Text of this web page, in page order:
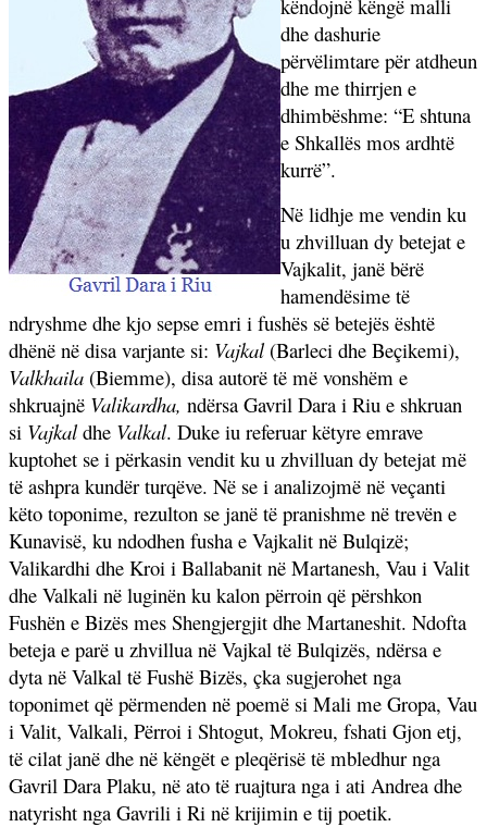
këndojnë këngë malli
dhe dashurie
përvëlimtare për atdheun
dhe me thirrjen e
dhimbëshme: “E shtuna
e Shkallës mos ardhtë
kurrë”.
Në lidhje me vendin ku
u zhvilluan dy betejat e
Vajkalit, janë bërë
hamendësime të
ndryshme dhe kjo sepse emri i fushës së betejës është
dhënë në disa varjante si: Vajkal(Barleci dhe Beçikemi),
Valkhaila (Biemme), disa autorë të më vonshëm e
shkruajnë Valikardha, ndërsa Gavril Dara i Riu e shkruan
si Vajkaldhe Valkal. Duke iu referuar këtyre emrave
kuptohet se i përkasin vendit ku u zhvilluan dy betejat më
të ashpra kundër turqëve. Në se i analizojmë në veçanti
këto toponime, rezulton se janë të pranishme në trevën e
Kunavisë, ku ndodhen fusha e Vajkalit në Bulqizë;
Valikardhi dhe Kroi i Ballabanit në Martanesh, Vau i Valit
dhe Valkali në luginën ku kalon përroin që përshkon
Fushën e Bizës mes Shengjergjit dhe Martaneshit. Ndofta
beteja e parë u zhvillua në Vajkal të Bulqizës, ndërsa e
dyta në Valkal të Fushë Bizës, çka sugjerohet nga
toponimet që përmenden në poemë si Mali me Gropa, Vau
i Valit, Valkali, Përroi i Shtogut, Mokreu, fshati Gjon etj,
të cilat janë dhe në këngët e pleqërisë të mbledhur nga
Gavril Dara Plaku, në ato të ruajtura nga i ati Andrea dhe
natyrisht nga Gavrili i Ri në krijimin e tij poetik.